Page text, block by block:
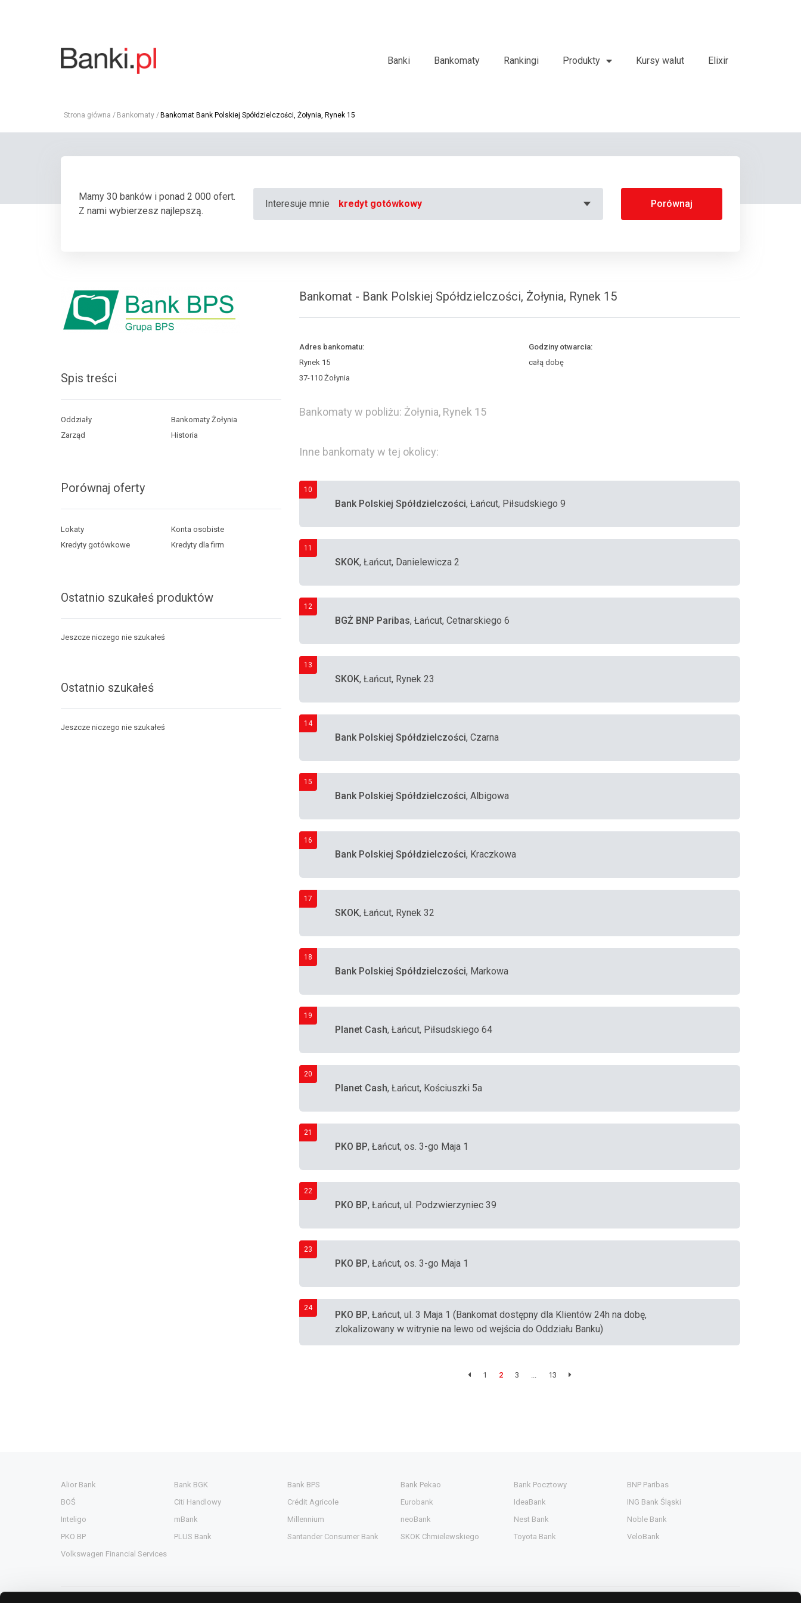
Banki Bankomaty Rankingi Produkty Kursy walut Elixir
Strona główna Bankomaty Bankomat Bank Polskiej Spółdzielczości, Żołynia, Rynek 15
Mamy 30 banków i ponad 2 000 ofert.
Z nami wybierzesz najlepszą.
Interesuje mnie kredyt gotówkowy Porównaj
Spis treści
Oddziały
Bankomaty Żołynia
Zarząd
Historia
Porównaj oferty
Lokaty
Konta osobiste
Kredyty gotówkowe
Kredyty dla firm
Ostatnio szukałeś produktów
Jeszcze niczego nie szukałeś
Ostatnio szukałeś
Jeszcze niczego nie szukałeś
Bankomat - Bank Polskiej Spółdzielczości, Żołynia, Rynek 15
Adres bankomatu:
Rynek 15
37-110 Żołynia
Godziny otwarcia:
całą dobę
Bankomaty w pobliżu: Żołynia, Rynek 15
Inne bankomaty w tej okolicy:
10
Bank Polskiej Spółdzielczości, Łańcut, Piłsudskiego 9
11
SKOK, Łańcut, Danielewicza 2
12
BGŻ BNP Paribas, Łańcut, Cetnarskiego 6
13
SKOK, Łańcut, Rynek 23
14
Bank Polskiej Spółdzielczości, Czarna
15
Bank Polskiej Spółdzielczości, Albigowa
16
Bank Polskiej Spółdzielczości, Kraczkowa
17
SKOK, Łańcut, Rynek 32
18
Bank Polskiej Spółdzielczości, Markowa
19
Planet Cash, Łańcut, Piłsudskiego 64
20
Planet Cash, Łańcut, Kościuszki 5a
21
PKO BP, Łańcut, os. 3-go Maja 1
22
PKO BP, Łańcut, ul. Podzwierzyniec 39
23
PKO BP, Łańcut, os. 3-go Maja 1
24
PKO BP, Łańcut, ul. 3 Maja 1 (Bankomat dostępny dla Klientów 24h na dobę,
zlokalizowany w witrynie na lewo od wejścia do Oddziału Banku)
1 2 3 ... 13
Alior Bank Bank BGK Bank BPS Bank Pekao Bank Pocztowy
BNP Paribas
BOŚ
Citi Handlowy Crédit Agricole Eurobank IdeaBank
ING Bank Śląski
Inteligo
mBank Millennium neoBank Nest Bank
Noble Bank
PKO BP
PLUS Bank Santander Consumer Bank SKOK Chmielewskiego Toyota Bank
VeloBank
Volkswagen Financial Services